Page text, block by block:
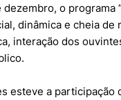
o programa
dinâmica e cheia
interação dos
esteve a participação